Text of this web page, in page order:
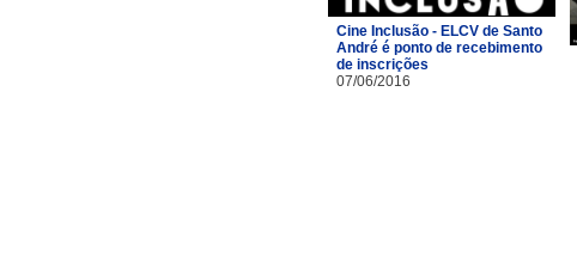
Cine Inclusão - ELCV de Santo
André é ponto de recebimento
de inscrições
07/06/2016